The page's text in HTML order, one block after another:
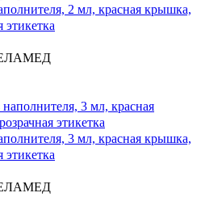
2 мл, красная крышка,
этикетка
ЕЛАМЕД
3 мл, красная крышка,
этикетка
ЕЛАМЕД